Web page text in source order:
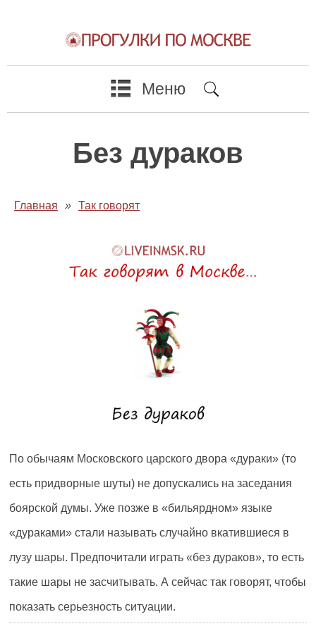
Меню
Без дураков
Главная » Так говорят
По обычаям Московского царского двора «дураки» (то
есть придворные шуты) не допускались на заседания
боярской думы. Уже позже в «бильярдном» языке
«дураками» стали называть случайно вкатившиеся в
лузу шары. Предпочитали играть «без дураков», то есть
такие шары не засчитывать. А сейчас так говорят, чтобы
показать серьезность ситуации.